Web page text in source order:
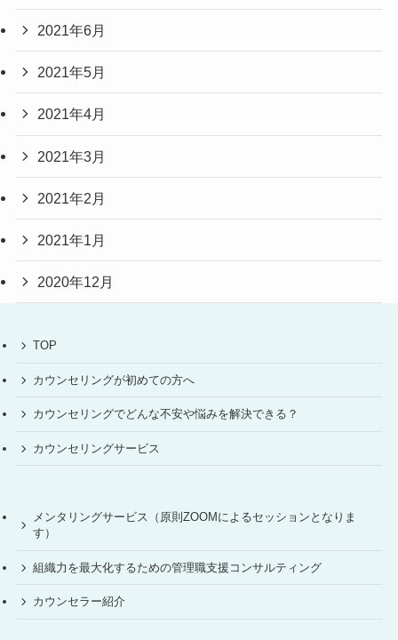
2021年6月
2021年5月
2021年4月
2021年3月
2021年2月
2021年1月
2020年12月
TOP
カウンセリングが初めての方へ
カウンセリングでどんな不安や悩みを解決できる？
カウンセリングサービス
メンタリングサービス（原則ZOOMによるセッションとなりま
す）
組織力を最大化するための管理職支援コンサルティング
カウンセラー紹介